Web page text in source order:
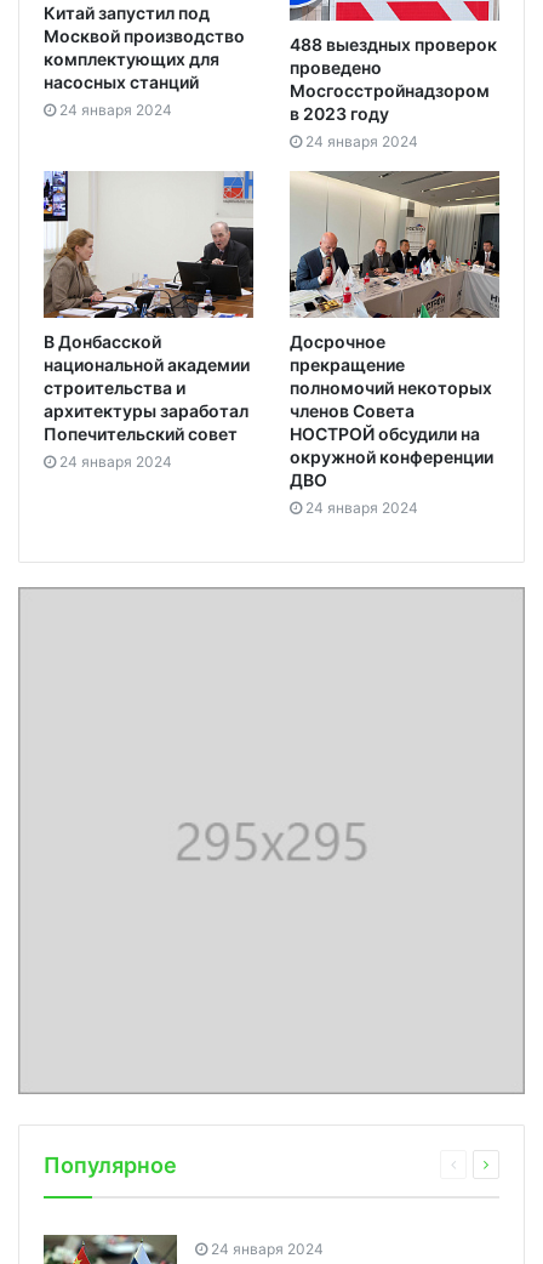
Китай запустил под
Москвой производство
комплектующих для
насосных станций
24 января 2024
488 выездных проверок
проведено
Мосгосстройнадзором
в 2023 году
24 января 2024
В Донбасской
национальной академии
строительства и
архитектуры заработал
Попечительский совет
24 января 2024
Досрочное
прекращение
полномочий некоторых
членов Совета
НОСТРОЙ обсудили на
окружной конференции
ДВО
24 января 2024
Популярное
24 января 2024